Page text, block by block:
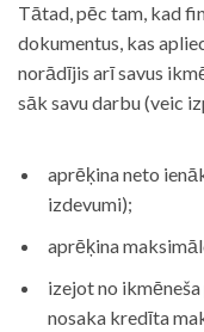
Tātad, pēc tam, kad
dokumentus, kas
norādījis arī savus
sāk savu darbu (veic
aprēķina neto
izdevumi);
aprēķina
izejot no
nosaka kredīta